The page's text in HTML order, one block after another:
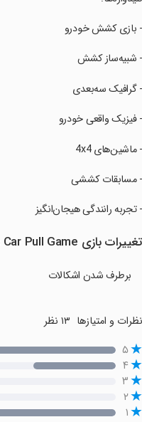
‏- بازی کشش خودرو
‏- شبیه‌ساز کشش
‏- گرافیک سه‌بعدی
‏- فیزیک واقعی خودرو
‏- ماشین‌های 4x4
‏- مسابقات کششی
‏- تجربه رانندگی هیجان‌انگیز
تغییرات بازی Tug of War: Car Pull Game در نسخه جدید
برطرف شدن اشکالات
نظرات و امتیازها
۵
۴
۳
۲
۱